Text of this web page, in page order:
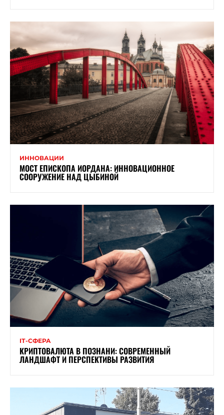
ИННОВАЦИИ
МОСТ ЕПИСКОПА ИОРДАНА: ИННОВАЦИОННОЕ
СООРУЖЕНИЕ НАД ЦЫБИНОЙ
ІТ-СФЕРА
КРИПТОВАЛЮТА В ПОЗНАНИ: СОВРЕМЕННЫЙ
ЛАНДШАФТ И ПЕРСПЕКТИВЫ РАЗВИТИЯ